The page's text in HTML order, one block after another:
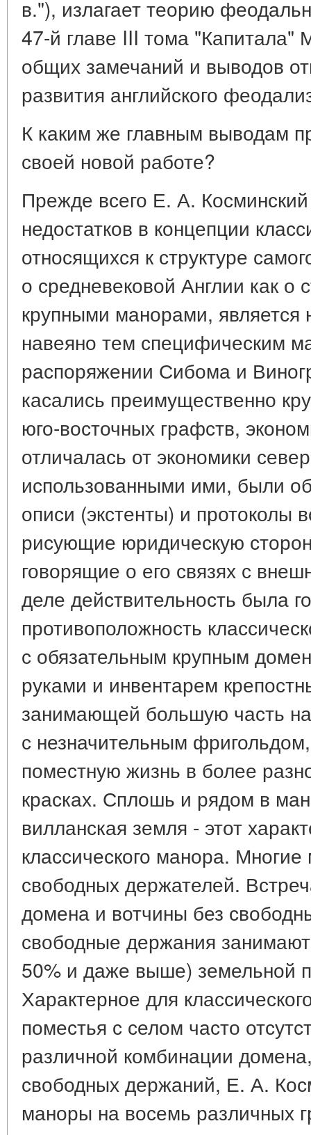
в."), излагает теорию
47-й главе III тома "Капитала"
общих замечаний и выводов
развития английского
К каким же главным выводам
своей новой работе?
Прежде всего Е. А.
недостатков в концепции
относящихся к структуре
о средневековой Англии как о
крупными манорами,
навеяно тем специфическим
распоряжении Сибома и
касались преимущественно
юго-восточных графств,
отличалась от экономики
использованными ими, были
описи (экстенты) и протоколы
рисующие юридическую
говорящие о его связях с
деле действительность была
противоположность
с обязательным крупным
руками и инвентарем
занимающей большую часть
с незначительным
поместную жизнь в более
красках. Сплошь и рядом в
вилланская земля - этот
классического манора.
свободных держателей.
домена и вотчины без
свободные держания
50% и даже выше) земельной
Характерное для
поместья с селом часто
различной комбинации
свободных держаний, Е. А.
маноры на восемь различных